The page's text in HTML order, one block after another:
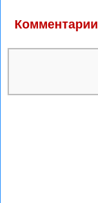
Комментарии